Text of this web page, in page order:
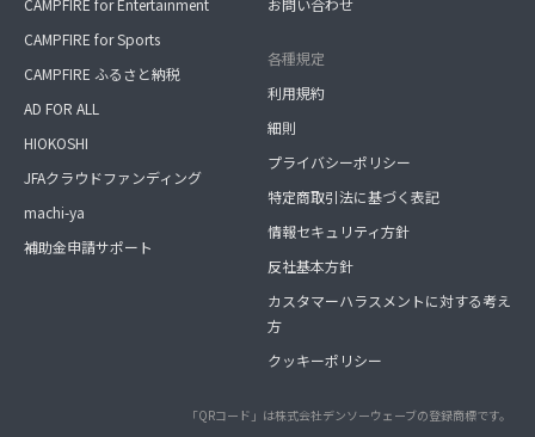
CAMPFIRE for Sports
CAMPFIRE ふるさと納税
AD FOR ALL
HIOKOSHI
JFAクラウドファンディング
machi-ya
補助金申請サポート
各種規定
利用規約
細則
プライバシーポリシー
特定商取引法に基づく表記
情報セキュリティ方針
反社基本方針
カスタマーハラスメントに対する考え
方
クッキーポリシー
「QRコード」は株式会社デンソーウェーブの登録商標です。